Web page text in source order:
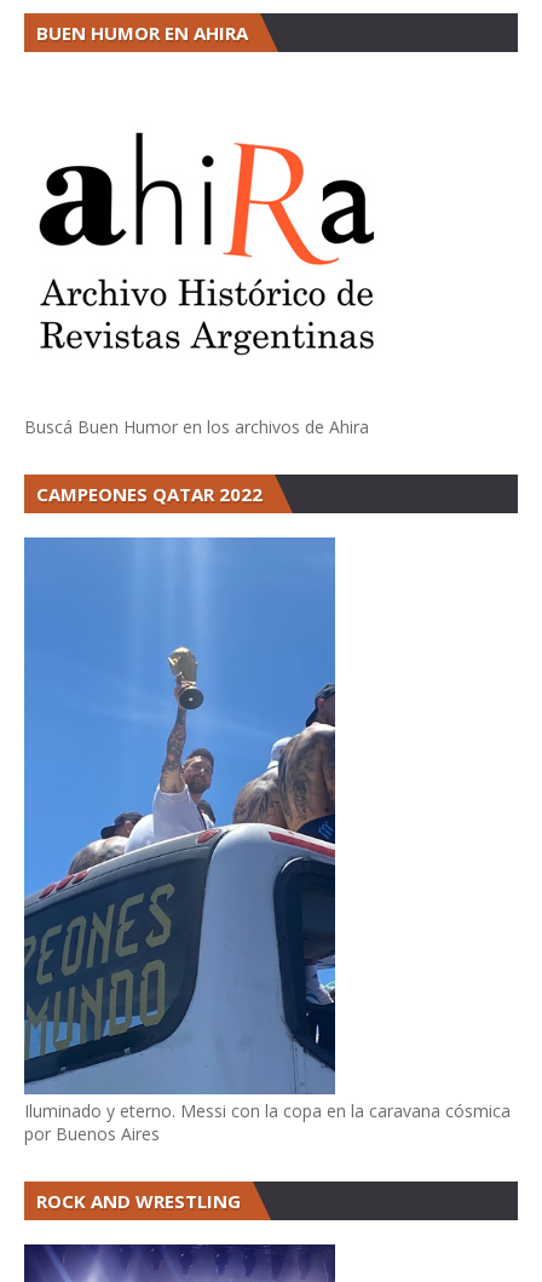
BUEN HUMOR EN AHIRA
Buscá Buen Humor en los archivos de Ahira
CAMPEONES QATAR 2022
Iluminado y eterno. Messi con la copa en la caravana cósmica
por Buenos Aires
ROCK AND WRESTLING